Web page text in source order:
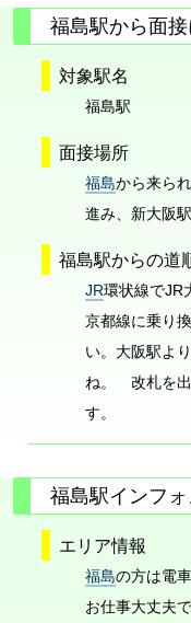
福島駅から面接
対象駅名
福島駅
面接場所
福島から来ら
進み、新大阪
福島駅からの道
JR環状線でJR
京都線に乗り換
い。大阪駅よ
ね。 改札を出
す。
福島駅インフ
エリア情報
福島の方は電
お仕事大丈夫